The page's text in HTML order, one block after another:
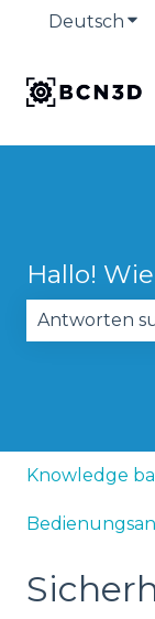
Deutsch
Hallo!
Knowledge